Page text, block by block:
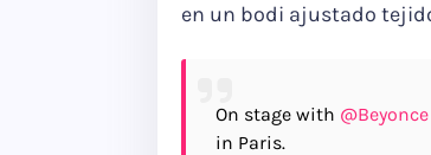
en un bodi ajustado
On stage with @Beyonce
in Paris.